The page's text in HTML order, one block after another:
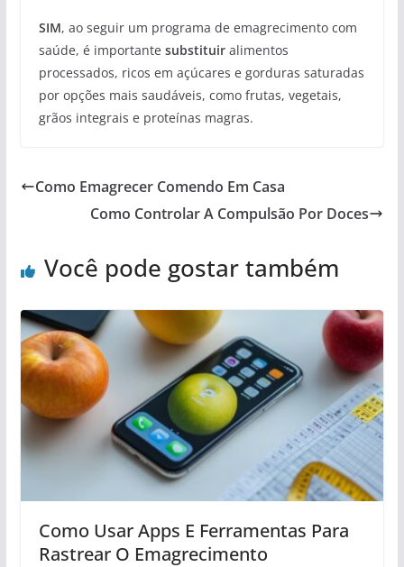
SIM, ao seguir um programa de emagrecimento com
saúde, é importante substituiralimentos
processados, ricos em açúcares e gorduras saturadas
por opções mais saudáveis, como frutas, vegetais,
grãos integrais e proteínas magras.
Como Emagrecer Comendo Em Casa
Como Controlar A Compulsão Por Doces
Você pode gostar também
Como Usar Apps E Ferramentas Para
Rastrear O Emagrecimento